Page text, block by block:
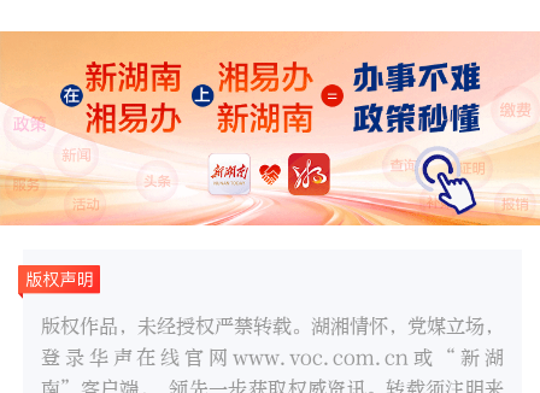
版权作品，未经授权严禁转载。湖湘情怀，党媒立场，
登录华声在线官网www.voc.com.cn或“新湖